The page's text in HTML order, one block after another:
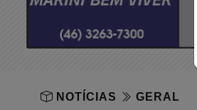
NOTÍCIAS GERAL